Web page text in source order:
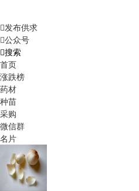
发布供求
公众号
搜索
首页
涨跌榜
药材
种苗
采购
微信群
名片